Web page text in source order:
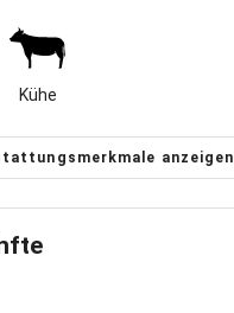
Kühe
anzeigen